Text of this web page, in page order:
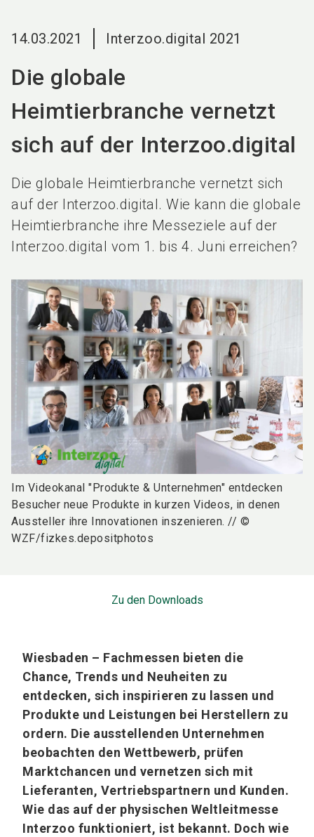
14.03.2021 Interzoo.digital 2021
Die globale
Heimtierbranche vernetzt
sich auf der Interzoo.digital
Die globale Heimtierbranche vernetzt sich
auf der Interzoo.digital. Wie kann die globale
Heimtierbranche ihre Messeziele auf der
Interzoo.digital vom 1. bis 4. Juni erreichen?
Im Videokanal "Produkte & Unternehmen" entdecken
Besucher neue Produkte in kurzen Videos, in denen
Aussteller ihre Innovationen inszenieren. // ©
WZF/fizkes.depositphotos
Zu den Downloads
Wiesbaden – Fachmessen bieten die
Chance, Trends und Neuheiten zu
entdecken, sich inspirieren zu lassen und
Produkte und Leistungen bei Herstellern zu
ordern. Die ausstellenden Unternehmen
beobachten den Wettbewerb, prüfen
Marktchancen und vernetzen sich mit
Lieferanten, Vertriebspartnern und Kunden.
Wie das auf der physischen Weltleitmesse
Interzoo funktioniert, ist bekannt. Doch wie